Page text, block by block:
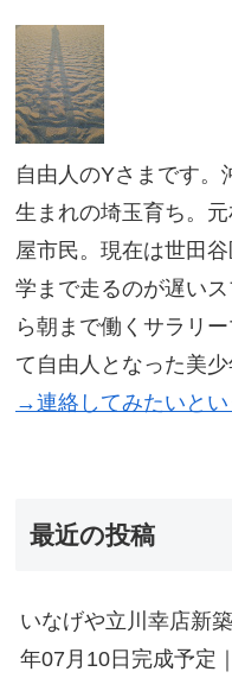
自由人のYさまです。
生まれの埼玉育ち。
屋市民。現在は世田
学まで走るのが遅い
ら朝まで働くサラリ
て自由人となった美少
→連絡してみたいとい
最近の投稿
いなげや立川幸店新
年07月10日完成予定